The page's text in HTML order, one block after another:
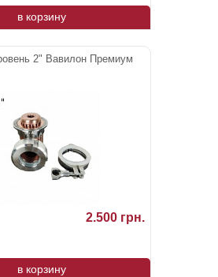
в корзину
2" Вавилон Премиум
2.500 грн.
в корзину